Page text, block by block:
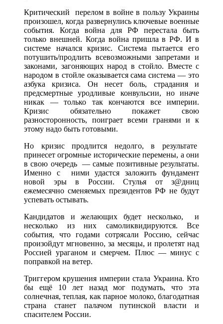
Критический перелом в войне в пользу Украины
произошел, когда развернулись ключевые военные
события. Когда война для РФ перестала быть
только внешней. Когда война пришла в РФ. И в
системе начался кризис. Система пытается его
потушить/продлить всевозможными запретами и
законами, загоняющих народ в стойло. Вместе с
народом в стойле оказывается сама система — это
азбука кризиса. Он несет боль, страдания и
предсмертные уродливые конвульсии, но иначе
никак — только так кончаются все империи.
Кризис обязательно покажет свою
разносторонность, поиграет всеми гранями и к
этому надо быть готовыми.
Но кризис продлится недолго, в результате
принесет огромные исторические перемены, а они
в свою очередь — самые позитивные результаты.
Именно с ними удастся заложить фундамент
новой эры в России. Стулья от з@дниц
ежемесячно сменяемых президентов РФ не будут
успевать остывать.
Кандидатов и желающих будет несколько, и
несколько из них самоликвидируются. Все
события, что годами сотрясали Россию, сейчас
произойдут мгновенно, за месяцы, и пролетят над
Россией ураганом и смерчем. Плюс — минус с
поправкой на ветер.
Триггером крушения империи стала Украина. Кто
бы ещё 10 лет назад мог подумать, что эта
солнечная, теплая, как парное молоко, благодатная
страна станет палачом путинской власти и
спасителем России.